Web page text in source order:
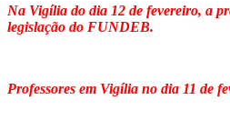
Na Vigília do dia 12 de fevereiro, a
legislação do FUNDEB.
Professores em Vigília no dia 11 de